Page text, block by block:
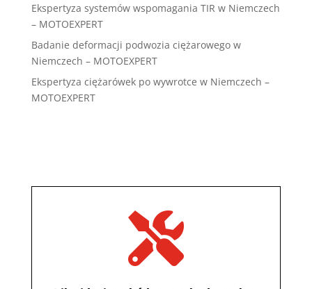
Ekspertyza systemów wspomagania TIR w Niemczech
– MOTOEXPERT
Badanie deformacji podwozia ciężarowego w
Niemczech – MOTOEXPERT
Ekspertyza ciężarówek po wywrotce w Niemczech –
MOTOEXPERT
